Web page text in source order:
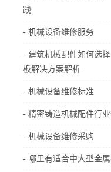
践
- 机械设备维修服务
- 建筑机械配件如何选
板解决方案解析
- 机械设备维修标准
- 精密铸造机械配件行
- 机械设备维修采购
- 哪里有适合中大型金